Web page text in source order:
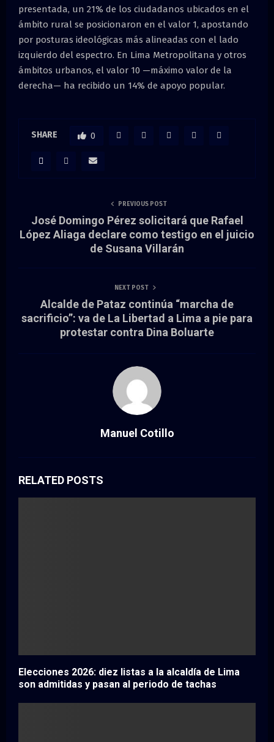
presentada, un 21% de los ciudadanos ubicados en el
ámbito rural se posicionaron en el valor 1, apostando
por posturas ideológicas más alineadas con el lado
izquierdo del espectro. En Lima Metropolitana y otros
ámbitos urbanos, el valor 10 —máximo valor de la
derecha— ha recibido un 14% de apoyo popular.
SHARE 0
PREVIOUS POST
José Domingo Pérez solicitará que Rafael
López Aliaga declare como testigo en el juicio
de Susana Villarán
NEXT POST
Alcalde de Pataz continúa “marcha de
sacrificio”: va de La Libertad a Lima a pie para
protestar contra Dina Boluarte
Manuel Cotillo
RELATED POSTS
Elecciones 2026: diez listas a la alcaldía de Lima
son admitidas y pasan al periodo de tachas